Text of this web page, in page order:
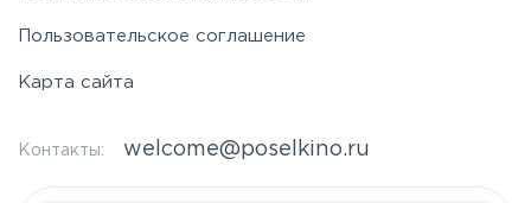
Пользовательское соглашение
Карта сайта
Контакты: welcome@poselkino.ru